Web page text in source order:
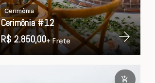
Cerimônia
Cerimônia #12
R$ 2.850,00+ Frete